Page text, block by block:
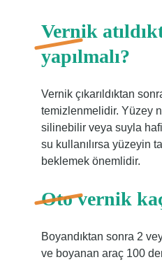
Vernik
yapılmalı?
Vernik çıkarıldıktan
temizlenmelidir. Yüzey
silinebilir veya suyla
su kullanılırsa yüzeyin
beklemek önemlidir.
Oto vernik
Boyandıktan sonra 2
ve boyanan araç 100